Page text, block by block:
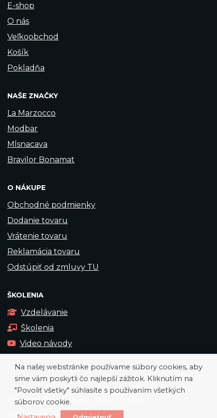
E-shop
O nás
Veľkoobchod
Košík
Pokladňa
NAŠE ZNAČKY
La Marzocco
Modbar
Mlsnacava
Bravilor Bonamat
O NÁKUPE
Obchodné podmienky
Dodanie tovaru
Vrátenie tovaru
Reklamácia tovaru
Odstúpiť od zmluvy TU
ŠKOLENIA
Vzdelávanie
Školenia
Video návody
Copyright © 2026 Všetky práva vyhradené
web stránka od
okto-digital
Na našej webstránke používame súbory cookies, aby
sme vám poskytli čo najlepší zážitok. Kliknutím na
"Povoliť všetky" súhlasíte s používaním všetkých
súborov cookie.